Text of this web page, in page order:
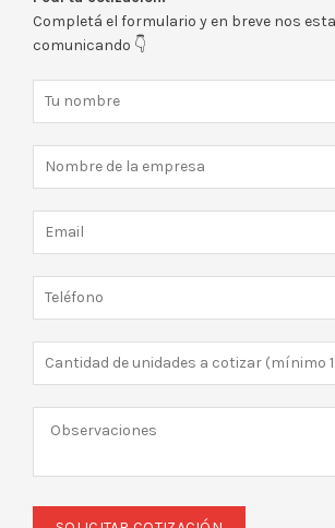
Completá el formulario y en breve nos
comunicando 👇